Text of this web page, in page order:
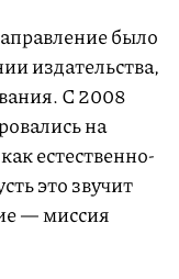
было
издательства,
С 2008
на
естественно-
это звучит
— миссия